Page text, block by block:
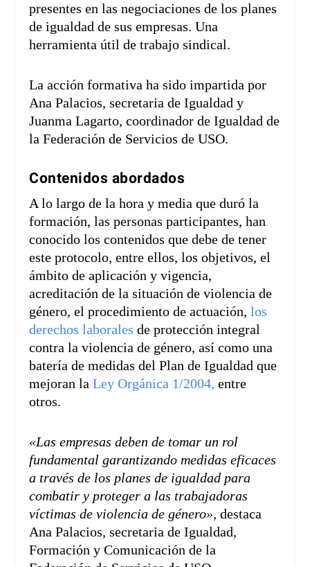
presentes en las negociaciones de los planes
de igualdad de sus empresas. Una
herramienta útil de trabajo sindical.
La acción formativa ha sido impartida por
Ana Palacios, secretaria de Igualdad y
Juanma Lagarto, coordinador de Igualdad de
la Federación de Servicios de USO.
Contenidos abordados
A lo largo de la hora y media que duró la
formación, las personas participantes, han
conocido los contenidos que debe de tener
este protocolo, entre ellos, los objetivos, el
ámbito de aplicación y vigencia,
acreditación de la situación de violencia de
género, el procedimiento de actuación,los
derechos laboralesde protección integral
contra la violencia de género, así como una
batería de medidas del Plan de Igualdad que
mejoran laLey Orgánica 1/2004, entre
otros.
«Las empresas deben de tomar un rol
fundamental garantizando medidas eficaces
a través de los planes de igualdad para
combatir y proteger a las trabajadoras
víctimas de violencia de género», destaca
Ana Palacios, secretaria de Igualdad,
Formación y Comunicación de la